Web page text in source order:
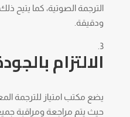
الترجمة الصوتية، كما يتيح
ودقيقة.
الالتزام
يضع مكتب امتياز للترجمة
حيث يتم مراجعة ومراقبة